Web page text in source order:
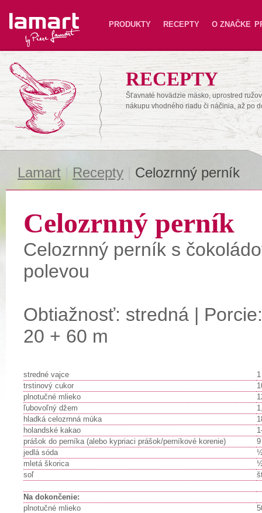
Lamart PRODUKTY RECEPTY O ZNAČKE
RECEPTY
Šťavnaté hovädzie mäsko, uprostred
nákupu vhodného riadu či náčinia, až po
Lamart Recepty Celozrnný perník
Celozrnný perník
Celozrnný perník s
polevou
Obtiažnosť: stredná |
20 + 60 m
stredné vajce
trstinový cukor
plnotučné mlieko
ľubovoľný džem
hladká celozrnná múka
holandské kakao
prášok do perníka (alebo kypriaci prášok/perníkové korenie)
jedlá sóda
mletá škorica
soľ
Na dokončenie:
plnotučné mlieko